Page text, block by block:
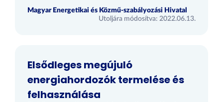
Magyar Energetikai és Közmű-szabályozási Hivatal
Utoljára módosítva: 2022.06.13.
Elsődleges megújuló
energiahordozók termelése és
felhasználása